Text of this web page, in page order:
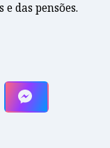
das pensões.